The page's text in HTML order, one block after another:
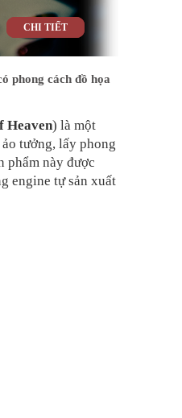
CHI TIẾT
phong cách đồ họa
Heaven) là một
tưởng, lấy phong
phẩm này được
engine tự sản xuất